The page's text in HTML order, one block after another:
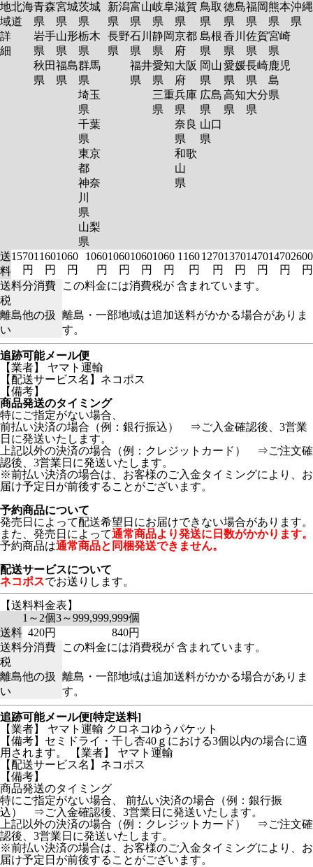
地
域
詳
細
北海
道
青森
県
岩手
県
秋田
県
宮城
県
山形
県
福島
県
茨城
県
栃木
県
群馬
県
埼玉
県
千葉
県
東京
都
神奈
川
県
山梨
県
新潟
県
長野
県
富山
県
石川
県
福井
県
岐阜
県
静岡
県
愛知
県
三重
県
滋賀
県
京都
府
大阪
府
兵庫
県
奈良
県
和歌
山
県
鳥取
県
島根
県
岡山
県
広島
県
山口
県
徳島
県
香川
県
愛媛
県
高知
県
福岡
県
佐賀
県
長崎
県
大分
県
熊本
県
宮崎
県
鹿児
島
県
沖縄
県
送
料
1570
円
1160
円
1060
円
1060
円
1060
円
1060
円
1060
円
1160
円
1270
円
1370
円
1470
円
1470
円
2600
円
送料分消費
税
この料金には消費税が 含まれています。
離島他の扱
い
離島・一部地域は追加送料がかかる場合がありま
す。
追跡可能メール便
【業者】 ヤマト運輸
【配送サービス名】ネコポス
【備考】
商品発送のタイミング
特にご指定がない場合、
前払い決済の場合（例：銀行振込） ⇒ご入金確認後、3営業
日に発送いたします。
上記以外の決済の場合（例：クレジットカード） ⇒ご注文確
認後、3営業日に発送いたします。
※前払い決済の場合は、お客様のご入金タイミングにより、お
届け予定日が前後することがございます。
予約商品について
発売日によって配送希望日にお届けできない場合があります。
また、発売日によって通常商品より発送に日数がかかります。
予約商品は通常商品と同梱発送できません。
配送サービスについて
ネコポスでお送りします。
【送料料金表】
1～2個3～999,999,999個
送料 420円
840円
送料分消費
税
この料金には消費税が 含まれています。
離島他の扱
い
離島・一部地域は追加送料がかかる場合がありま
す。
追跡可能メール便[特定送料]
【業者】 ヤマト運輸 クロネコゆうパケット
【備考】セミドライ・干し杏40ｇにおける3個以内の場合に適
用されます。 【業者】 ヤマト運輸
【配送サービス名】ネコポス
【備考】
商品発送のタイミング
特にご指定がない場合、 前払い決済の場合（例：銀行振
込） ⇒ご入金確認後、3営業日に発送いたします。
上記以外の決済の場合（例：クレジットカード） ⇒ご注文確
認後、3営業日に発送いたします。
※前払い決済の場合は、お客様のご入金タイミングにより、お
届け予定日が前後することがございます。